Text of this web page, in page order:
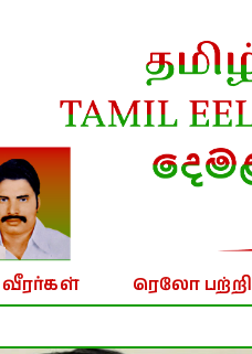
வீரர்கள் ரெலோ பற்றி